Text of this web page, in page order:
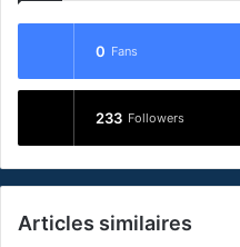
0 Fans
233 Followers
Articles similaires